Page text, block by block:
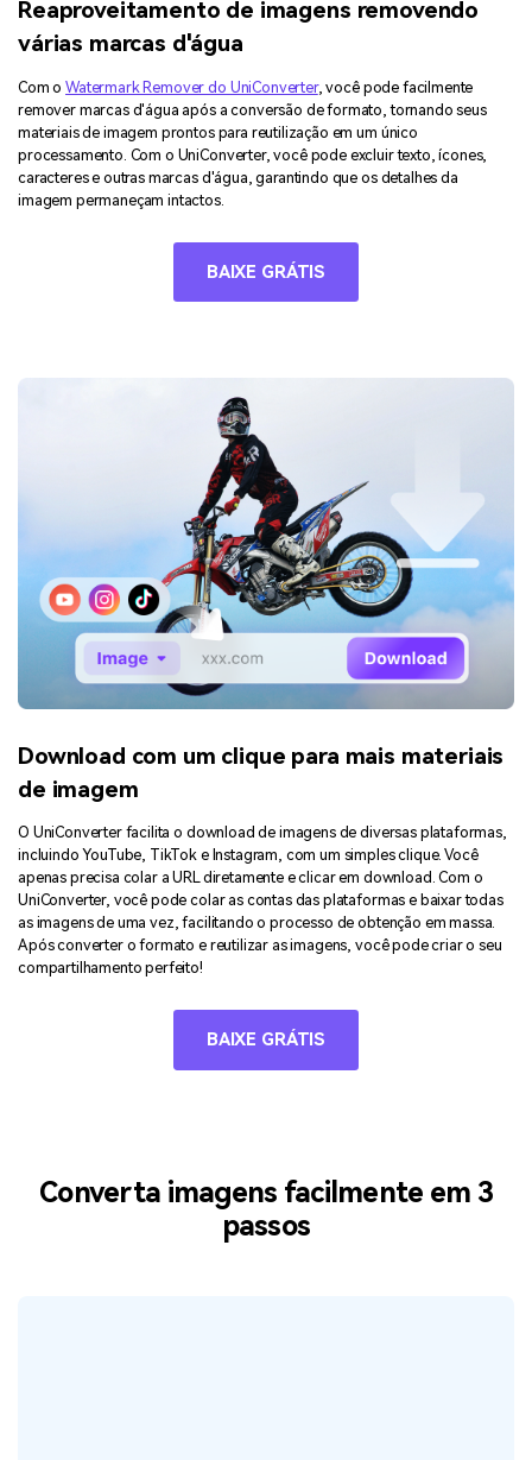
Reaproveitamento de imagens removendo
várias marcas d'água
Com oWatermark Remover do UniConverter, você pode facilmente
remover marcas d'água após a conversão de formato, tornando seus
materiais de imagem prontos para reutilização em um único
processamento. Com o UniConverter, você pode excluir texto, ícones,
caracteres e outras marcas d'água, garantindo que os detalhes da
imagem permaneçam intactos.
BAIXE GRÁTIS
Download com um clique para mais materiais
de imagem
O UniConverter facilita o download de imagens de diversas plataformas,
incluindo YouTube, TikTok e Instagram, com um simples clique. Você
apenas precisa colar a URL diretamente e clicar em download. Com o
UniConverter, você pode colar as contas das plataformas e baixar todas
as imagens de uma vez, facilitando o processo de obtenção em massa.
Após converter o formato e reutilizar as imagens, você pode criar o seu
compartilhamento perfeito!
BAIXE GRÁTIS
Converta imagens facilmente em 3
passos